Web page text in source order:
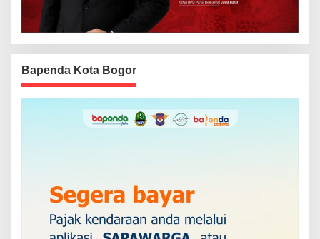
Bapenda Kota Bogor